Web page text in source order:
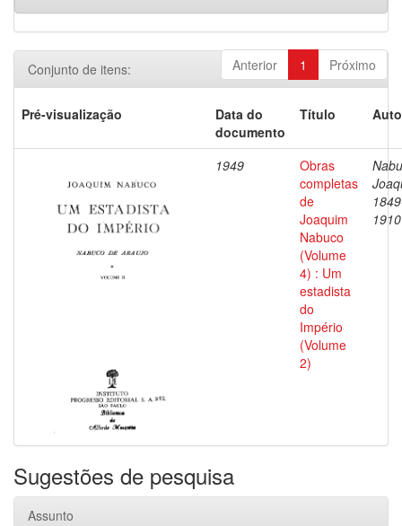
Anterior 1 Próximo
Conjunto de itens:
Pré-visualização
Data do
documento
Título
1949
Obras
completas
de
Joaquim
Nabuco
(Volume
4) : Um
estadista
do
Império
(Volume
2)
1910
Sugestões de pesquisa
Assunto